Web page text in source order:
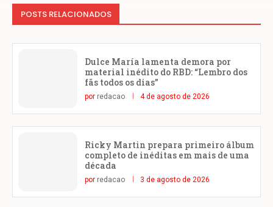
POSTS RELACIONADOS
Dulce María lamenta demora por
material inédito do RBD: “Lembro dos
fãs todos os dias”
por redacao 4 de agosto de 2026
Ricky Martin prepara primeiro álbum
completo de inéditas em mais de uma
década
por redacao 3 de agosto de 2026